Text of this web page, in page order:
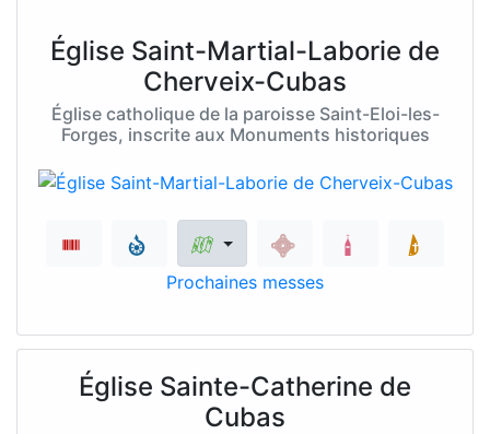
Église Saint-Martial-Laborie de
Cherveix-Cubas
Église catholique de la paroisse Saint-Eloi-les-
Forges, inscrite aux Monuments historiques
Prochaines messes
Église Sainte-Catherine de
Cubas